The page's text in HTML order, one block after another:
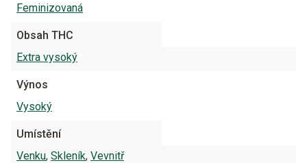
Feminizovaná
Obsah THC
Extra vysoký
Výnos
Vysoký
Umístění
Venku, Skleník, Vevnitř